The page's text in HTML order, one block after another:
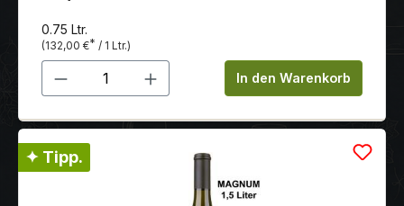
Flusses niedergelassen haben.
0.75 Ltr.
(132,00 €* / 1 Ltr.)
Produkt Anzahl: Gib denIn den Warenkorb
✦ Tipp.